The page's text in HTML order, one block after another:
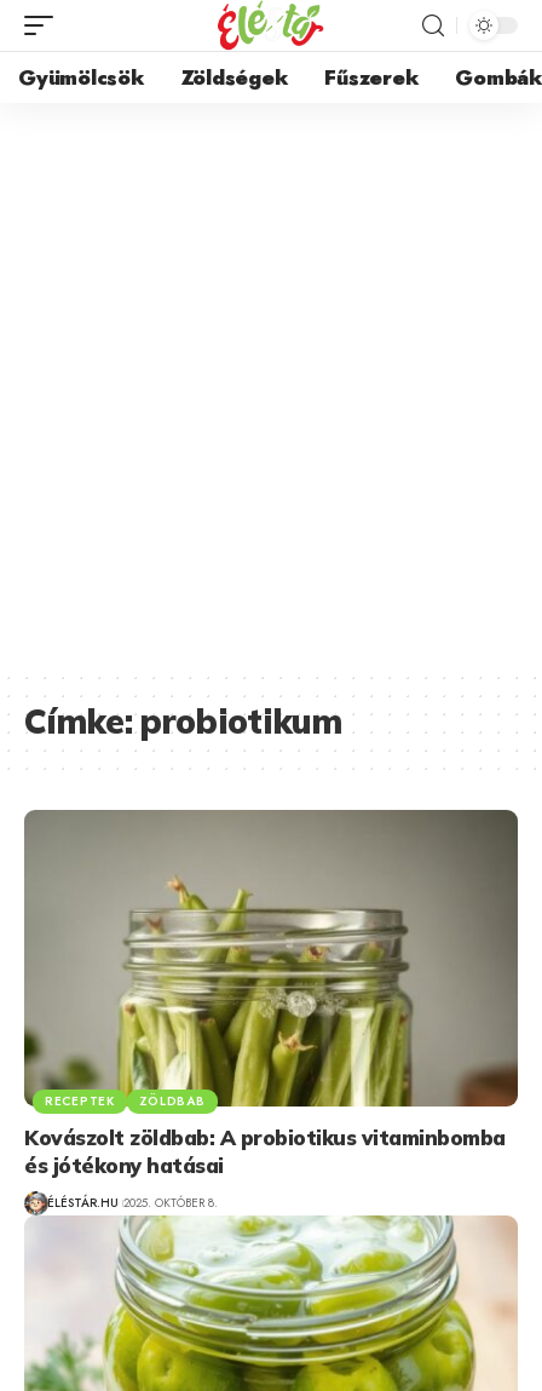
Gyümölcsök Zöldségek Fűszerek Gombák
Címke:probiotikum
RECEPTEK ZÖLDBAB
Kovászolt zöldbab: A probiotikus vitaminbomba
és jótékony hatásai
ÉLÉSTÁR.HU 2025. OKTÓBER 8.